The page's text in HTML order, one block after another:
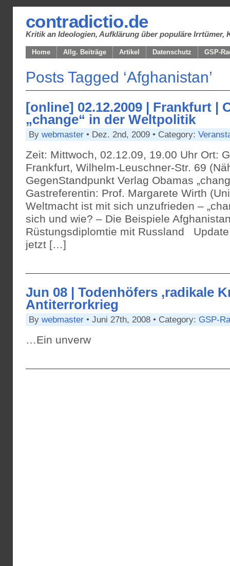
contradictio.de
Kritik an Ideologien, Aufklärung über populäre Irrtümer,
Home Allg. Beiträge Artikel Datenschutz GSP-
Posts Tagged ‘Afghanistan’
[online] 02.12.2009 | Frankfurt |
„change“ in der Weltpolitik
By webmaster • Dez. 2nd, 2009 • Category:
Zeit: Mittwoch, 02.12.09, 19.00 Uhr Ort:
Frankfurt, Wilhelm-Leuschner-Str. 69
GegenStandpunkt Verlag Obamas
Gastreferentin: Prof. Margarete Wirth
Weltmacht ist mit sich unzufrieden –
sich und wie? – Die Beispiele
Rüstungsdiplomtie mit Russland
jetzt […]
Jun 08 | Todenhöfers ‚radikale
Antiterrorkrieg
By webmaster • Juni 27th, 2008 • Category: GSP-
…Ein unverw